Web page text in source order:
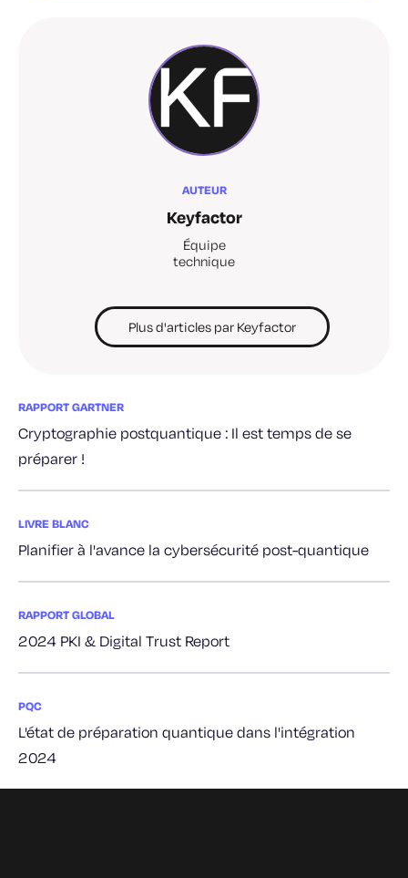
AUTEUR
Keyfactor
Équipe
technique
Plus d'articles par Keyfactor
RAPPORT GARTNER
Cryptographie postquantique : Il est temps de se
préparer !
LIVRE BLANC
Planifier à l'avance la cybersécurité post-quantique
RAPPORT GLOBAL
2024 PKI & Digital Trust Report
PQC
L'état de préparation quantique dans l'intégration
2024